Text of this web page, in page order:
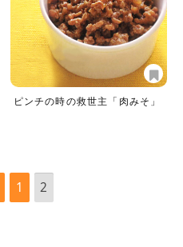
ピンチの時の救世主「肉みそ」
1 2